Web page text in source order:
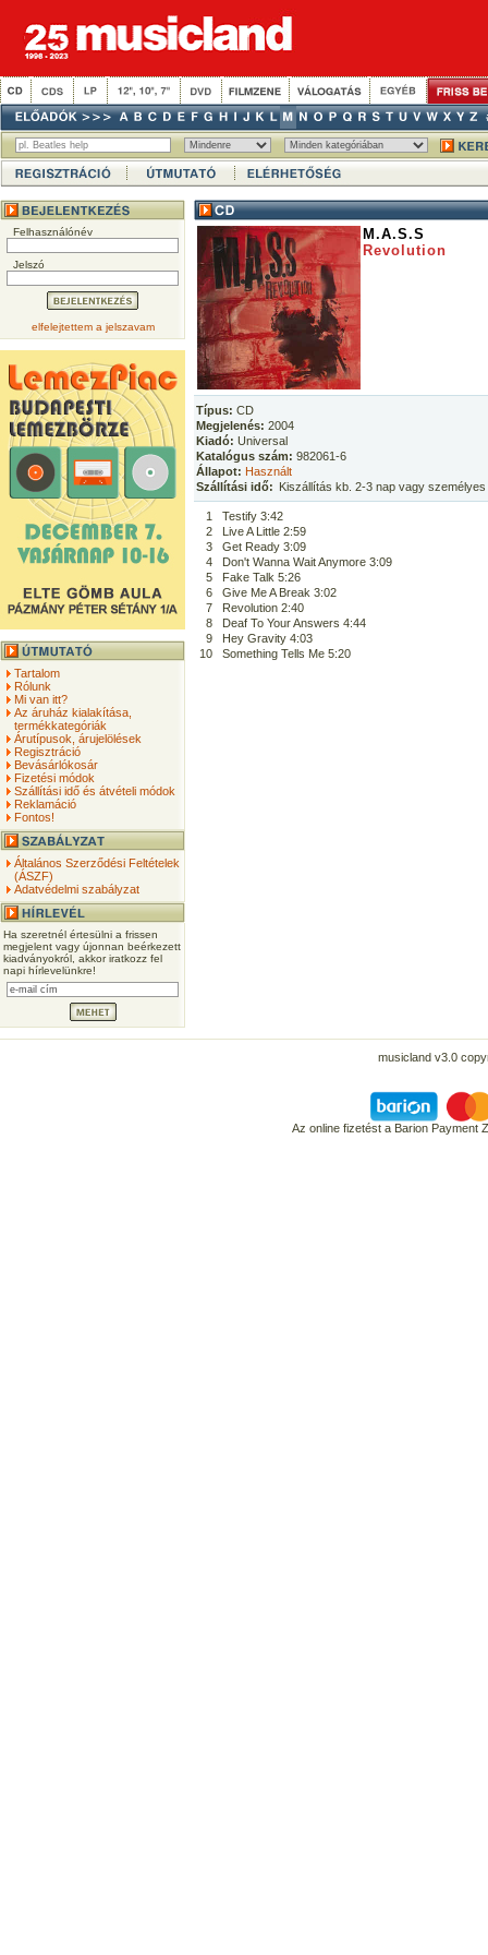
Felhasználónév
Jelszó
elfelejtettem a jelszavam
Tartalom
Rólunk
Mi van itt?
Az áruház kialakítása,
termékkategóriák
Árutípusok, árujelölések
Regisztráció
Bevásárlókosár
Fizetési módok
Szállítási idő és átvételi módok
Reklamáció
Fontos!
Általános Szerződési Feltételek
(ÁSZF)
Adatvédelmi szabályzat
Ha szeretnél értesülni a frissen
megjelent vagy újonnan beérkezett
kiadványokról, akkor iratkozz fel
napi hírlevelünkre!
M.A.S.S
Revolution
Típus: CD
Megjelenés: 2004
Kiadó: Universal
Katalógus szám: 982061-6
Állapot: Használt
Szállítási idő: Kiszállítás kb. 2-3 nap vagy
1
Testify 3:42
2
Live A Little 2:59
3
Get Ready 3:09
4
Don't Wanna Wait Anymore 3:09
5
Fake Talk 5:26
6
Give Me A Break 3:02
7
Revolution 2:40
8
Deaf To Your Answers 4:44
9
Hey Gravity 4:03
10
Something Tells Me 5:20
musicland v3.0
Az online fizetést a Barion Payment